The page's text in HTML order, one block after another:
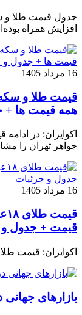
جدول قیمت طلا و
افزایش همراه
16 مرداد 1405
همه قیمت ها +
اکوایران: در
جواهر تهران را
16 مرداد 1405
قیمت + جدول و
اکوایران: قیمت طلای ۱۸عیار در معاملات امروز
بازارهای